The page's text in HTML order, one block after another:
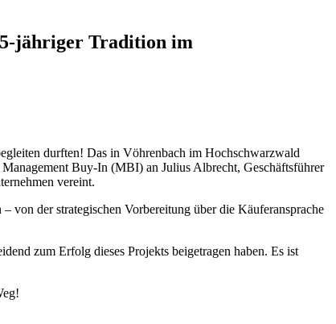
jähriger Tradition im
durften! Das in Vöhrenbach im Hochschwarzwald
Buy-In (MBI) an Julius Albrecht, Geschäftsführer
vereint.
von der strategischen Vorbereitung über die Käuferansprache
zum Erfolg dieses Projekts beigetragen haben. Es ist